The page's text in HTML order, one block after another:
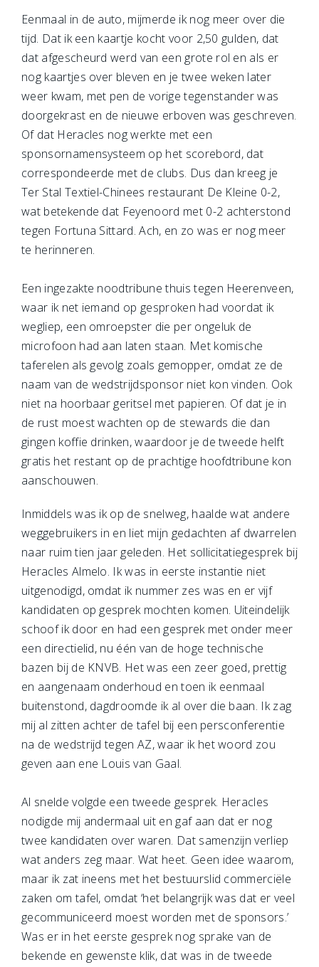
Eenmaal in de auto, mijmerde ik nog meer over die
tijd. Dat ik een kaartje kocht voor 2,50 gulden, dat
dat afgescheurd werd van een grote rol en als er
nog kaartjes over bleven en je twee weken later
weer kwam, met pen de vorige tegenstander was
doorgekrast en de nieuwe erboven was geschreven.
Of dat Heracles nog werkte met een
sponsornamensysteem op het scorebord, dat
correspondeerde met de clubs. Dus dan kreeg je
Ter Stal Textiel-Chinees restaurant De Kleine 0-2,
wat betekende dat Feyenoord met 0-2 achterstond
tegen Fortuna Sittard. Ach, en zo was er nog meer
te herinneren.
Een ingezakte noodtribune thuis tegen Heerenveen,
waar ik net iemand op gesproken had voordat ik
wegliep, een omroepster die per ongeluk de
microfoon had aan laten staan. Met komische
taferelen als gevolg zoals gemopper, omdat ze de
naam van de wedstrijdsponsor niet kon vinden. Ook
niet na hoorbaar geritsel met papieren. Of dat je in
de rust moest wachten op de stewards die dan
gingen koffie drinken, waardoor je de tweede helft
gratis het restant op de prachtige hoofdtribune kon
aanschouwen.
Inmiddels was ik op de snelweg, haalde wat andere
weggebruikers in en liet mijn gedachten af dwarrelen
naar ruim tien jaar geleden. Het sollicitatiegesprek bij
Heracles Almelo. Ik was in eerste instantie niet
uitgenodigd, omdat ik nummer zes was en er vijf
kandidaten op gesprek mochten komen. Uiteindelijk
schoof ik door en had een gesprek met onder meer
een directielid, nu één van de hoge technische
bazen bij de KNVB. Het was een zeer goed, prettig
en aangenaam onderhoud en toen ik eenmaal
buitenstond, dagdroomde ik al over die baan. Ik zag
mij al zitten achter de tafel bij een persconferentie
na de wedstrijd tegen AZ, waar ik het woord zou
geven aan ene Louis van Gaal.
Al snelde volgde een tweede gesprek. Heracles
nodigde mij andermaal uit en gaf aan dat er nog
twee kandidaten over waren. Dat samenzijn verliep
wat anders zeg maar. Wat heet. Geen idee waarom,
maar ik zat ineens met het bestuurslid commerciële
zaken om tafel, omdat ‘het belangrijk was dat er veel
gecommuniceerd moest worden met de sponsors.’
Was er in het eerste gesprek nog sprake van de
bekende en gewenste klik, dat was in de tweede